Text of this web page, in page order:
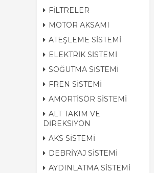
FİLTRELER
MOTOR AKSAMI
ATEŞLEME SİSTEMİ
ELEKTRİK SİSTEMİ
SOĞUTMA SİSTEMİ
FREN SİSTEMİ
AMORTİSÖR SİSTEMİ
ALT TAKIM VE
DİREKSİYON
AKS SİSTEMİ
DEBRİYAJ SİSTEMİ
AYDINLATMA SİSTEMİ